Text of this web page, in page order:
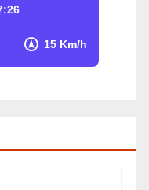
15 Km/h